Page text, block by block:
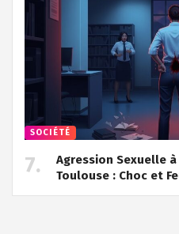
SOCIÉTÉ
Agression Sexuelle
Toulouse : Choc et